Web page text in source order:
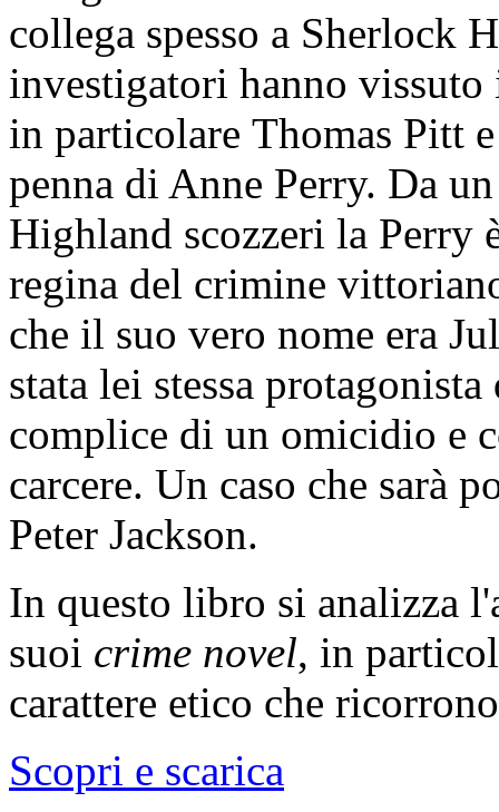
collega spesso a Sherlock
investigatori hanno
in particolare Thomas Pitt
penna di Anne Perry. Da
Highland scozzeri la Perry
regina del crimine
che il suo vero nome era
stata lei stessa
complice di un omicidio e
carcere. Un caso che sarà
Peter Jackson.
In questo libro si analizza
suoi crime novel, in
carattere etico che
Scopri e scarica